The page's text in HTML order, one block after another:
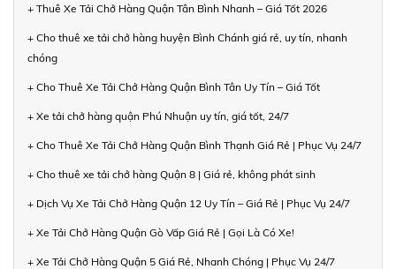
+ Thuê Xe Tải Chở Hàng Quận Tân Bình Nhanh – Giá Tốt 2026
+ Cho thuê xe tải chở hàng huyện Bình Chánh giá rẻ, uy tín, nhanh
chóng
+ Cho Thuê Xe Tải Chở Hàng Quận Bình Tân Uy Tín – Giá Tốt
+ Xe tải chở hàng quận Phú Nhuận uy tín, giá tốt, 24/7
+ Cho Thuê Xe Tải Chở Hàng Quận Bình Thạnh Giá Rẻ | Phục Vụ 24/7
+ Cho thuê xe tải chở hàng Quận 8 | Giá rẻ, không phát sinh
+ Dịch Vụ Xe Tải Chở Hàng Quận 12 Uy Tín – Giá Rẻ | Phục Vụ 24/7
+ Xe Tải Chở Hàng Quận Gò Vấp Giá Rẻ | Gọi Là Có Xe!
+ Xe Tải Chở Hàng Quận 5 Giá Rẻ, Nhanh Chóng | Phục Vụ 24/7